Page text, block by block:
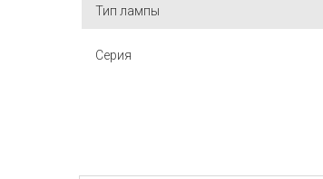
Тип лампы
Серия